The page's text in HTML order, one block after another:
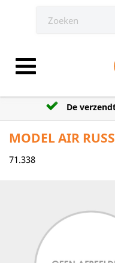
Toggle navigation
De
MODEL AIR
71.338